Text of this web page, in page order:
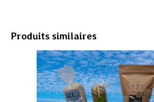
Produits similaires